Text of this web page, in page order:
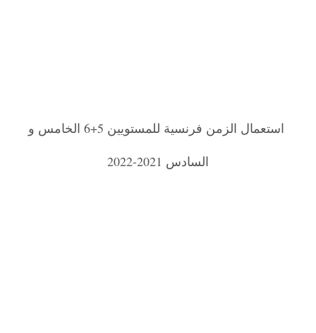
استعمال الزمن فرنسية للمستويين 5+6 الخامس و
السادس 2021-2022